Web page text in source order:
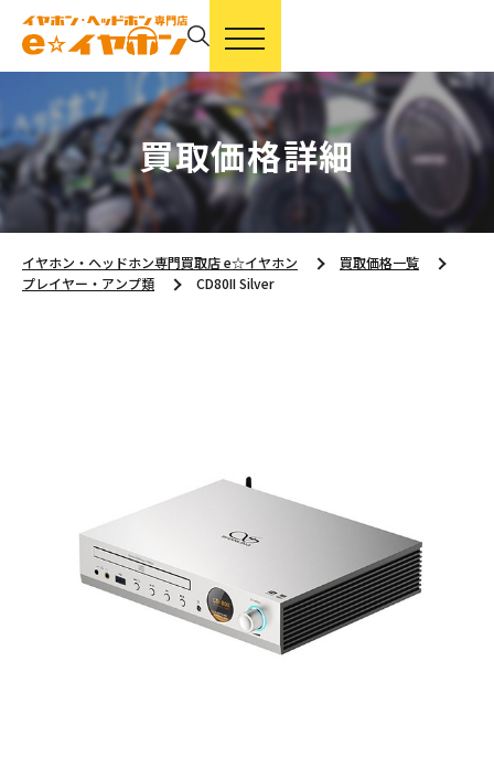
買取価格詳細
イヤホン・ヘッドホン専門買取店 e☆イヤホン
買取価格一覧
プレイヤー・アンプ類
CD80II Silver